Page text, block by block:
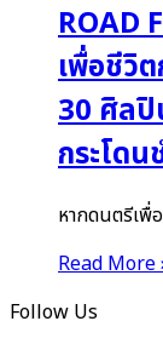
ROAD
เพื่อชีวิ
30 ศิลปิ
กระโด
หากดนตรีเพื่
Read More
Follow Us